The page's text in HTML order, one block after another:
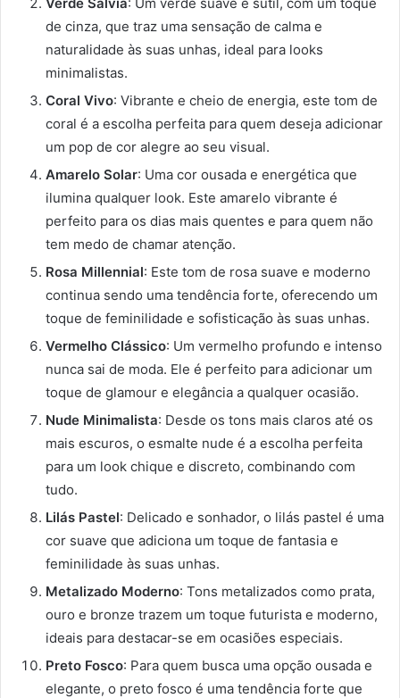
de cinza, que traz uma sensação de calma e
naturalidade às suas unhas, ideal para looks
minimalistas.
Coral Vivo: Vibrante e cheio de energia, este tom de
coral é a escolha perfeita para quem deseja adicionar
um pop de cor alegre ao seu visual.
Amarelo Solar: Uma cor ousada e energética que
ilumina qualquer look. Este amarelo vibrante é
perfeito para os dias mais quentes e para quem não
tem medo de chamar atenção.
Rosa Millennial: Este tom de rosa suave e moderno
continua sendo uma tendência forte, oferecendo um
toque de feminilidade e sofisticação às suas unhas.
Vermelho Clássico: Um vermelho profundo e intenso
nunca sai de moda. Ele é perfeito para adicionar um
toque de glamour e elegância a qualquer ocasião.
Nude Minimalista: Desde os tons mais claros até os
mais escuros, o esmalte nude é a escolha perfeita
para um look chique e discreto, combinando com
tudo.
Lilás Pastel: Delicado e sonhador, o lilás pastel é uma
cor suave que adiciona um toque de fantasia e
feminilidade às suas unhas.
Metalizado Moderno: Tons metalizados como prata,
ouro e bronze trazem um toque futurista e moderno,
ideais para destacar-se em ocasiões especiais.
Preto Fosco: Para quem busca uma opção ousada e
elegante, o preto fosco é uma tendência forte que